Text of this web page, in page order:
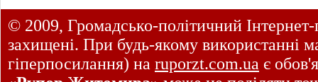
© 2009, Громадсько-політичний
захищені. При будь-якому використанні
гіперпосилання) на ruporzt.com.ua є